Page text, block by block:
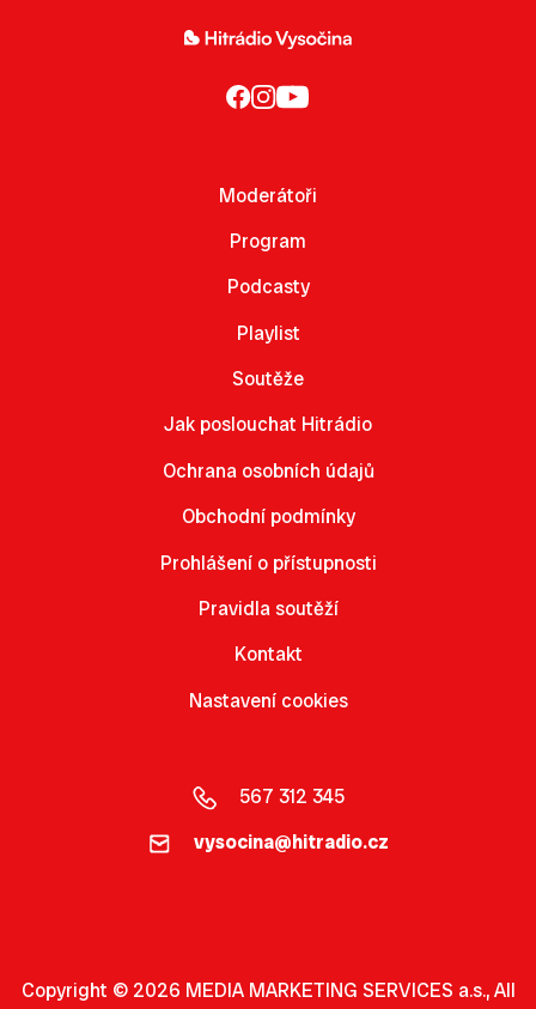
Moderátoři
Program
Podcasty
Playlist
Soutěže
Jak poslouchat Hitrádio
Ochrana osobních údajů
Obchodní podmínky
Prohlášení o přístupnosti
Pravidla soutěží
Kontakt
Nastavení cookies
567 312 345
vysocina@hitradio.cz
Copyright © 2026 MEDIA MARKETING SERVICES a.s., All